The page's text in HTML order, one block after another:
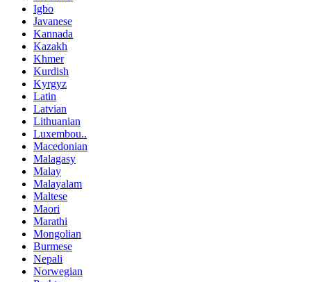
Igbo
Javanese
Kannada
Kazakh
Khmer
Kurdish
Kyrgyz
Latin
Latvian
Lithuanian
Luxembou..
Macedonian
Malagasy
Malay
Malayalam
Maltese
Maori
Marathi
Mongolian
Burmese
Nepali
Norwegian